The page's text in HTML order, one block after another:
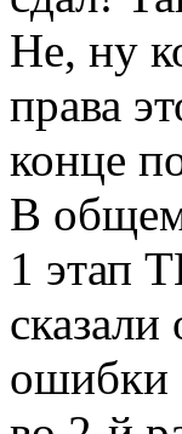
Не, ну
права
конце
В
1 этап
ошибки